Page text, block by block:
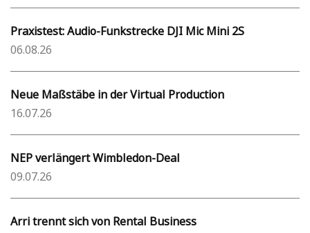
Praxistest: Audio-Funkstrecke DJI Mic Mini 2S
06.08.26
Neue Maßstäbe in der Virtual Production
16.07.26
NEP verlängert Wimbledon-Deal
09.07.26
Arri trennt sich von Rental Business